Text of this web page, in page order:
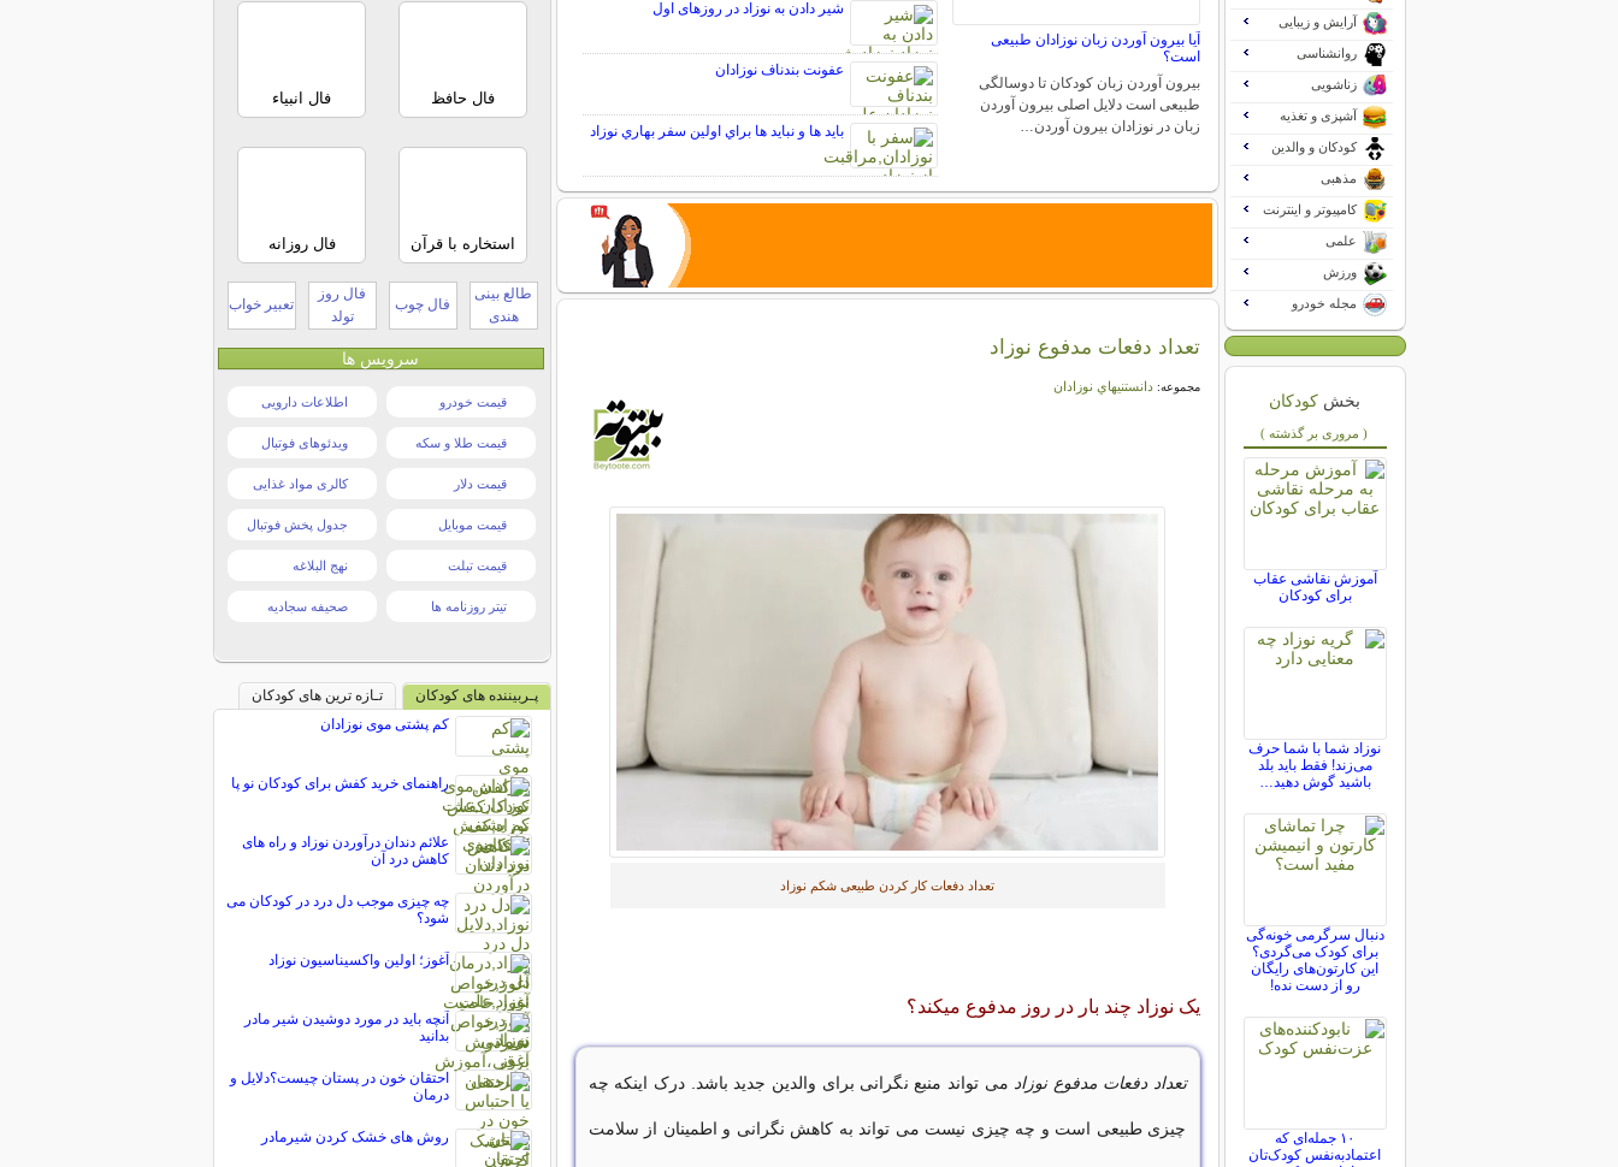
آیا بیرون آوردن زبان نوزادان طبیعی
است؟
بیرون آوردن زبان کودکان تا دوسالگی
طبیعی است دلایل اصلی بیرون آوردن
زبان در نوزادان بیرون آوردن…
شیر دادن به نوزاد در روزهای اول
عفونت بندناف نوزادان
بايد ها و نبايد ها براي اولين سفر بهاري نوزاد
تعداد دفعات مدفوع نوزاد
مجموعه:دانستنيهاي نوزادان
تعداد دفعات کار کردن طبیعی شکم نوزاد
یک نوزاد چند بار در روز مدفوع میکند؟
تعداد دفعات مدفوع نوزاد می تواند منبع نگرانی برای والدین جدید باشد. درک اینکه چه
چیزی طبیعی است و چه چیزی نیست می تواند به کاهش نگرانی و اطمینان از سلامت
آرایش و زیبایی
روانشناسی
زناشویی
آشپزی و تغذیه
کودکان و والدین
مذهبی
کامپیوتر و اینترنت
علمی
ورزش
مجله خودرو
بخش کودکان
( مروری بر گذشته )
آموزش نقاشی عقاب
برای کودکان
نوزاد شما با شما حرف
می‌زند! فقط باید بلد
باشید گوش دهید…
دنبال سرگرمی خونه‌گی
برای کودک می‌گردی؟
این کارتون‌های رایگان
رو از دست نده!
۱۰ جمله‌ای که
اعتمادبه‌نفس کودک‌تان
فال حافظ فال انبیاء
استخاره با قرآن فال روزانه
طالع بینی
هندی
فال چوب
فال روز
تولد
تعبیر خواب
سرویس ها
قیمت خودرو اطلاعات دارویی
قیمت طلا و سکه ویدئوهای فوتبال
قیمت دلار کالری مواد غذایی
قیمت موبایل جدول پخش فوتبال
قیمت تبلت نهج البلاغه
تیتر روزنامه ها صحیفه سجادیه
پـربیننده های کودکان
تـازه ترین های کودکان
کم پشتی موی نوزادان
راهنمای خرید کفش برای کودکان نو پا
علائم دندان درآوردن نوزاد و راه های
کاهش درد آن
چه چیزی موجب دل درد در کودکان می
شود؟
آغوز؛ اولین واکسیناسیون نوزاد
آنچه باید در مورد دوشیدن شیر مادر
بدانید
احتقان خون در پستان چیست؟دلایل و
درمان
روش های خشک کردن شیرمادر